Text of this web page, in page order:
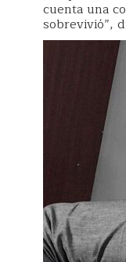
cuenta una
sobrevivió”,